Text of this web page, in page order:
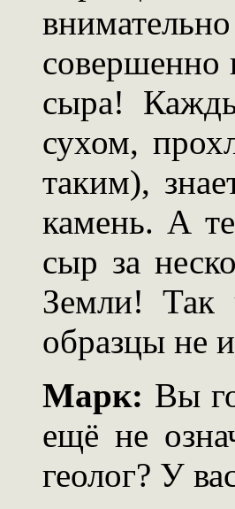
совершенно
сыра!
сухом,
таким),
камень. А
сыр за
Земли! Так
образцы не
Марк: Вы
ещё не
геолог? У